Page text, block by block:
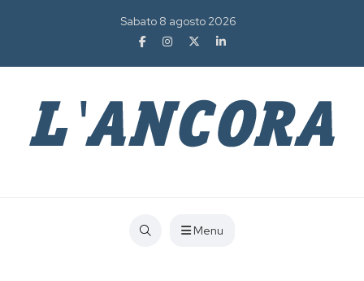
Sabato 8 agosto 2026
Menu